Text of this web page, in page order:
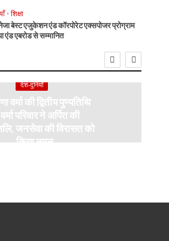
• शिक्षा
बेस्ट एजुकेशन एंड कॉरपोरेट एक्सपोजर प्रोग्राम
एंड एबरोड से सम्मानित
देश-दुनियाँ
वर्मा की द्वितीय पुण्यतिथि
परिवार ने अर्पित की
जनसेवा की विरासत को
किया नमन